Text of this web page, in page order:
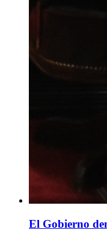
El Gobierno